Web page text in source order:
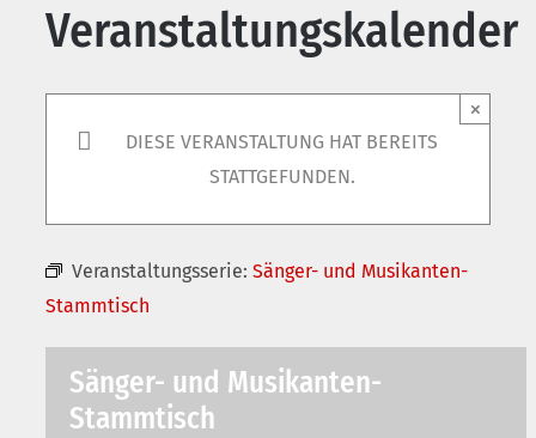
Veranstaltungskalender
DIESE VERANSTALTUNG HAT BEREITS
STATTGEFUNDEN.
×
Veranstaltungsserie: Sänger- und Musikanten-
Stammtisch
Sänger- und Musikanten-
Stammtisch